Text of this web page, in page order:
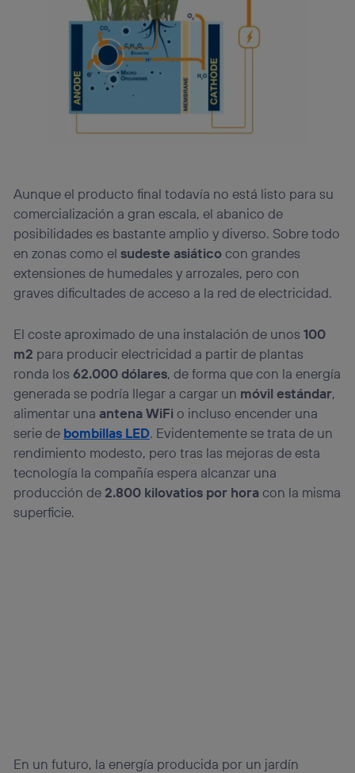
Aunque el producto final todavía no está listo para su
comercialización a gran escala, el abanico de
posibilidades es bastante amplio y diverso. Sobre todo
en zonas como elsudeste asiáticocon grandes
extensiones de humedales y arrozales, pero con
graves dificultades de acceso a la red de electricidad.
El coste aproximado de una instalación de unos100
m2 para producir electricidad a partir de plantas
ronda los62.000 dólares, de forma que con la energía
generada se podría llegar a cargar un móvil estándar,
alimentar una antena WiFi o incluso encender una
serie de bombillas LED. Evidentemente se trata de un
rendimiento modesto, pero tras las mejoras de esta
tecnología la compañía espera alcanzar una
producción de 2.800 kilovatios por horacon la misma
superficie.
En un futuro, la energía producida por un jardín